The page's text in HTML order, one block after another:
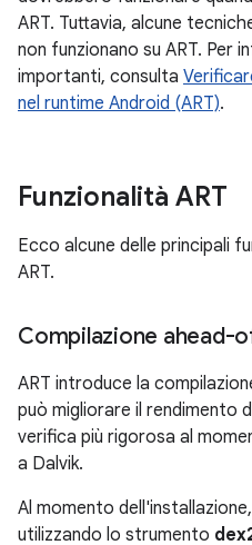
ART. Tuttavia, alcune
non funzionano su ART. Per
importanti, consulta
nel runtime Android (ART).
Funzionalità ART
Ecco alcune delle principali
ART.
Compilazione ahead-
ART introduce la
può migliorare il rendimento
verifica più rigorosa al
a Dalvik.
Al momento
utilizzando lo strumento